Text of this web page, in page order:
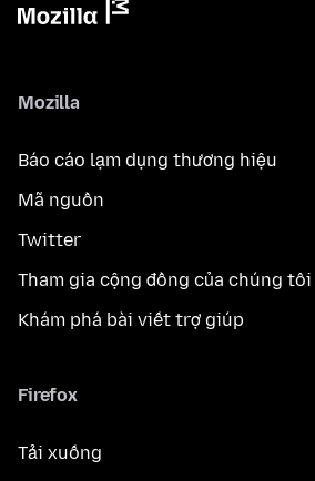
Mozilla
Báo cáo lạm dụng thương hiệu
Mã nguồn
Twitter
Tham gia cộng đồng của chúng tôi
Khám phá bài viết trợ giúp
Firefox
Tải xuống